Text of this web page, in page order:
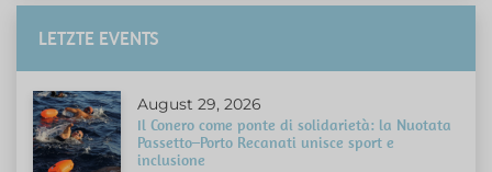
LETZTE EVENTS
August 29, 2026
Il Conero come ponte di solidarietà: la Nuotata
Passetto–Porto Recanati unisce sport e
inclusione